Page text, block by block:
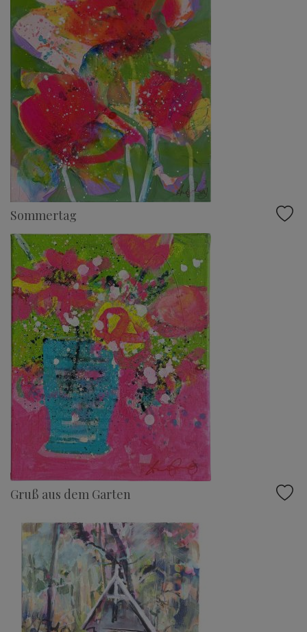
Sommertag
Gruß aus dem Garten